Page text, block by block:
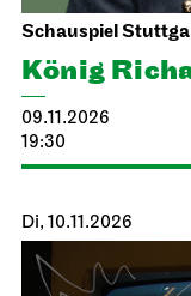
Schauspiel
König
09.11.2026
19:30
Di, 10.11.2026